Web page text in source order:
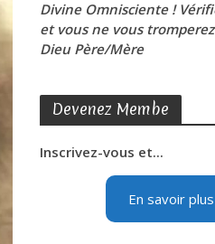
Divine Omnisciente !
et vous ne vous
Dieu Père/Mère
Devenez Membe
Inscrivez-vous et...
En savoir plus